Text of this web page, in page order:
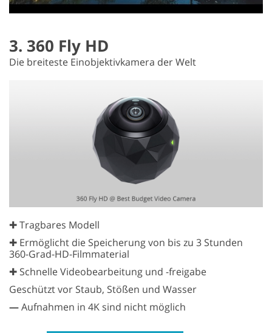
3. 360 Fly HD
Die breiteste Einobjektivkamera der Welt
✚ Tragbares Modell
✚ Ermöglicht die Speicherung von bis zu 3 Stunden
360-Grad-HD-Filmmaterial
✚ Schnelle Videobearbeitung und -freigabe
Geschützt vor Staub, Stößen und Wasser
—Aufnahmen in 4K sind nicht möglich